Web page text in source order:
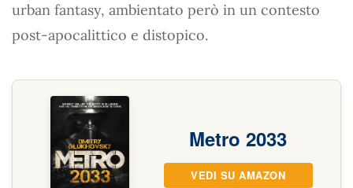
urban fantasy, ambientato però in un contesto
post-apocalittico e distopico.
Metro 2033
VEDI SU AMAZON